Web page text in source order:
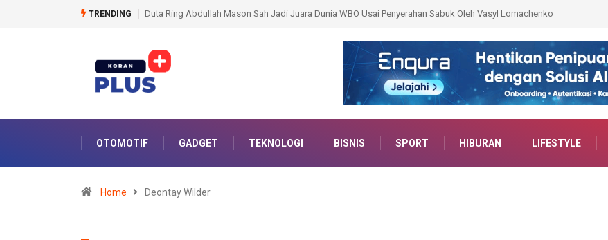
TRENDING
Duta Ring Abdullah Mason Sah Jadi Juara Dunia WBO Usai Penyerahan Sabuk Oleh Vasyl Lomachenko159 Personel Polda Sumsel Dilatih Jadi
OTOMOTIF GADGET TEKNOLOGI BISNIS SPORT HIBURAN LIFESTYLE
Home Deontay Wilder